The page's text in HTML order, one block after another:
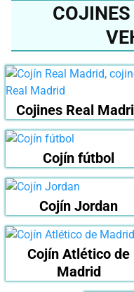
Cojines Real
Cojín fútbol
Cojín Jordan
Cojín Atlético de
Madrid